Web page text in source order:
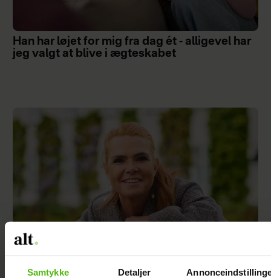
Samtykke Detaljer
Han har løjet for mig fra dag ét - alligevel har
jeg valgt at blive i ægteskabet